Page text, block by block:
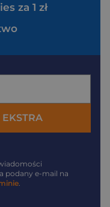
za 1 zł
podany e-mail na